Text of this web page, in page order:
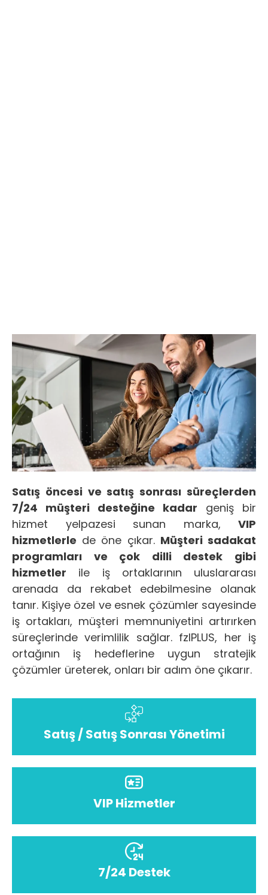
Satış öncesi ve satış sonrası süreçlerden
7/24 müşteri desteğine kadar geniş bir
hizmet yelpazesi sunan marka, VIP
hizmetlerle de öne çıkar. Müşteri sadakat
programları ve çok dilli destek gibi
hizmetler ile iş ortaklarının uluslararası
arenada da rekabet edebilmesine olanak
tanır. Kişiye özel ve esnek çözümler sayesinde
iş ortakları, müşteri memnuniyetini artırırken
süreçlerinde verimlilik sağlar. fzlPLUS, her iş
ortağının iş hedeflerine uygun stratejik
çözümler üreterek, onları bir adım öne çıkarır.
Satış / Satış Sonrası Yönetimi
VIP Hizmetler
7/24 Destek